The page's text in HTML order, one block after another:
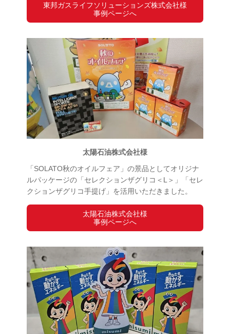
東邦ガスライフソリューションズ株式会社様
事例ページへ
太陽石油株式会社様
「SOLATO秋のオイルフェア」の景品としてオリジナ
ルパッケージの「セレクションザグリコ＜L＞」「セレ
クションザグリコ手提げ」を活用いただきました。
太陽石油株式会社様
事例ページへ